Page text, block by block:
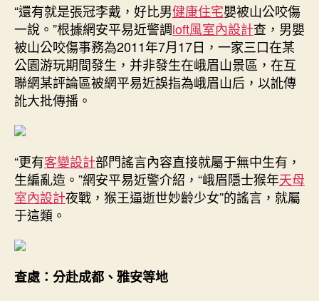
“還有就是張冠李戴，好比男健康住宅嬰被山公咬傷
一說。”根據網安平易近警調loft風室內設計查，男嬰
被山公咬傷事務為2011年7月17日，一家三口在某
公園游玩期間發生，并非發生在峨眉山景區，在互
聯網某評論區被網平易近誤指為峨眉山后，以訛傳
訛大批傳播。
“更有客變設計部門謠言內容直接就屬于無中生有，
生編亂造。”網安平易近警介紹，“峨眉隱士猴年天母
室內設計夜戰，猴王逼逝世妙齡少女”的謠言，就屬
于這類。
查處：分赴成都、雅安等地